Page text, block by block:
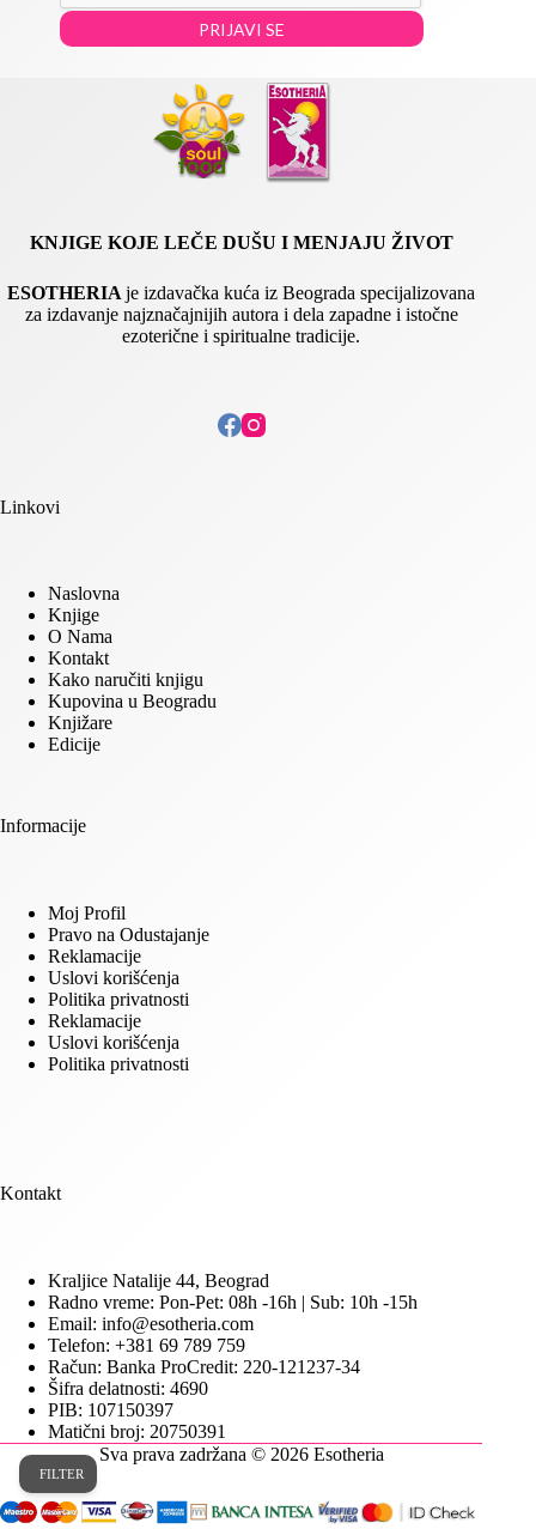
E
m
a
PRIJAVI SE
KNJIGE KOJE LEČE DUŠU I MENJAJU ŽIVOT
ESOTHERIAje izdavačka kuća iz Beograda specijalizovana
za izdavanje najznačajnijih autora i dela zapadne i istočne
ezoterične i spiritualne tradicije.
Linkovi
Naslovna
Knjige
O Nama
Kontakt
Kako naručiti knjigu
Kupovina u Beogradu
Knjižare
Edicije
Informacije
Moj Profil
Pravo na Odustajanje
Reklamacije
Uslovi korišćenja
Politika privatnosti
Reklamacije
Uslovi korišćenja
Politika privatnosti
Kontakt
Kraljice Natalije 44, Beograd
Radno vreme: Pon-Pet: 08h -16h | Sub: 10h -15h
Email: info@esotheria.com
Telefon: +381 69 789 759
Račun: Banka ProCredit: 220-121237-34
Šifra delatnosti: 4690
PIB: 107150397
Matični broj: 20750391
Sva prava zadržana © 2026 Esotheria
FILTER